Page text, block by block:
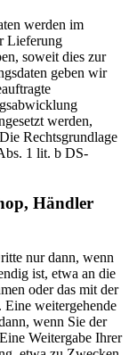
werden im
Lieferung
soweit dies zur
geben wir
werden,
Rechtsgrundlage
1 lit. b DS-
Händler
nur dann, wenn
ist, etwa an die
oder das mit der
weitergehende
wenn Sie der
Weitergabe Ihrer